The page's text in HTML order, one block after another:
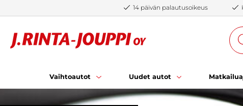
14 päivän palautusoikeus
Vaihtoautot Uudet autot